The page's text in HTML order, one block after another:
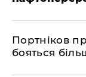
Портніков
бояться